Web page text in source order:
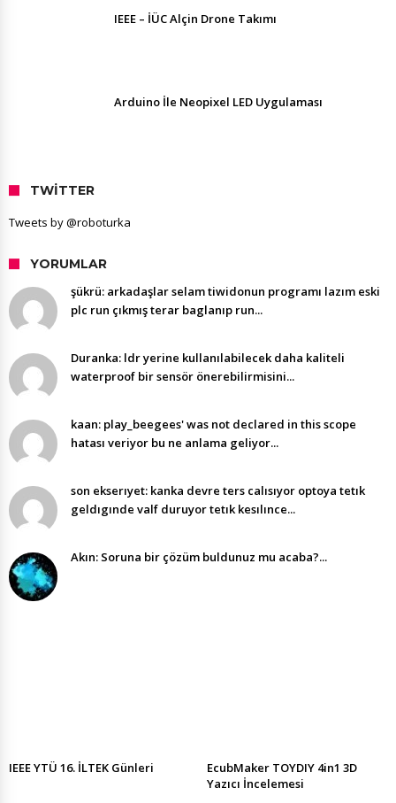
IEEE – İÜC Alçin Drone Takımı
Arduino İle Neopixel LED Uygulaması
TWITTER
Tweets by @roboturka
YORUMLAR
şükrü: arkadaşlar selam tiwidonun programı lazım eski
plc run çıkmış terar baglanıp run...
Duranka: ldr yerine kullanılabilecek daha kaliteli
waterproof bir sensör önerebilirmisini...
kaan: play_beegees' was not declared in this scope
hatası veriyor bu ne anlama geliyor...
son ekserıyet: kanka devre ters calısıyor optoya tetık
geldıgınde valf duruyor tetık kesılınce...
Akın: Soruna bir çözüm buldunuz mu acaba?...
IEEE YTÜ 16. İLTEK Günleri
EcubMaker TOYDIY 4in1 3D
Yazıcı İncelemesi